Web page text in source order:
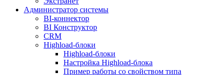
Администратор системы
BI-коннектор
BI Конструктор
CRM
Highload-блоки
Highload-блоки
Настройка Highload-блока
Пример работы со свойством типа